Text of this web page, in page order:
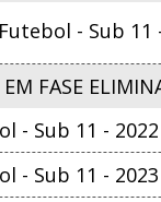
- Sub 11
FASE
- Sub 11 - 2022
- Sub 11 - 2023